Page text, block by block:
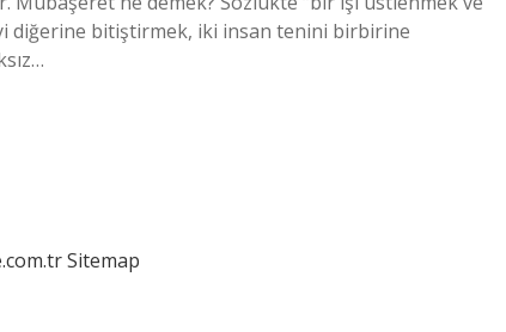
diğerine bitiştirmek, iki insan tenini birbirine
Sitemap